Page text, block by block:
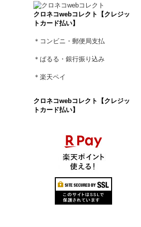
クロネコwebコレクト【クレジッ
トカード払い】
＊コンビニ・郵便局支払
＊ぱるる・銀行振り込み
＊楽天ペイ
クロネコwebコレクト【クレジッ
トカード払い】